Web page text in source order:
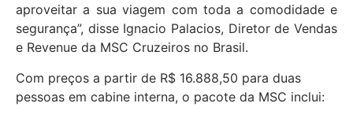
aproveitar a sua viagem com toda a comodidade e
segurança”, disse Ignacio Palacios, Diretor de Vendas
e Revenue da MSC Cruzeiros no Brasil.
Com preços a partir de R$ 16.888,50 para duas
pessoas em cabine interna, o pacote da MSC inclui: